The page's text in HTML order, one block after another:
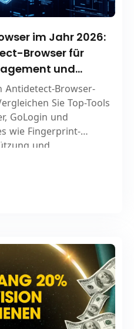
im Jahr 2026:
Browser für
und
Antidetect-Browser-
Sie Top-Tools
GoLogin und
wie Fingerprint-
und